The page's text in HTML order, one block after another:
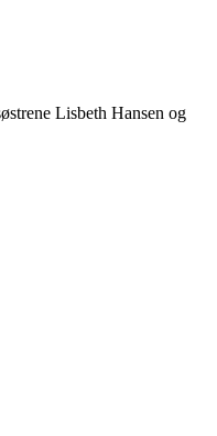
Lisbeth Hansen og